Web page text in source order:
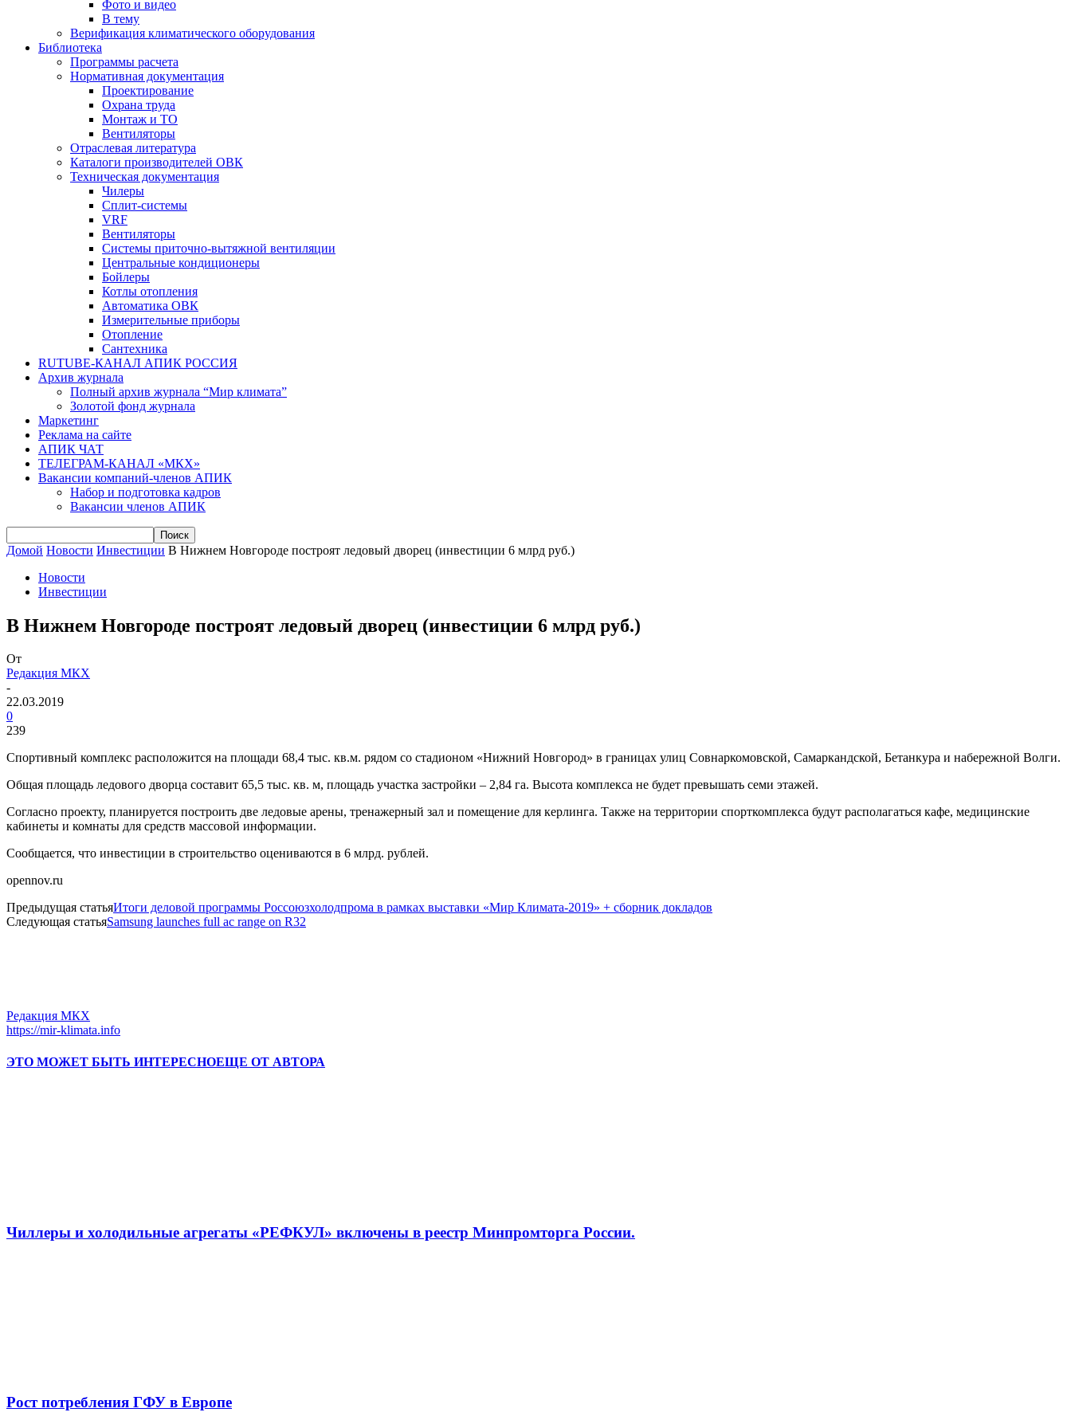
Фото и видео
В тему
Верификация климатического оборудования
Библиотека
Программы расчета
Нормативная документация
Проектирование
Охрана труда
Монтаж и ТО
Вентиляторы
Отраслевая литература
Каталоги производителей ОВК
Техническая документация
Чилеры
Сплит-системы
VRF
Вентиляторы
Системы приточно-вытяжной вентиляции
Центральные кондиционеры
Бойлеры
Котлы отопления
Автоматика ОВК
Измерительные приборы
Отопление
Сантехника
RUTUBE-КАНАЛ АПИК РОССИЯ
Архив журнала
Полный архив журнала “Мир климата”
Золотой фонд журнала
Маркетинг
Реклама на сайте
АПИК ЧАТ
ТЕЛЕГРАМ-КАНАЛ «МКХ»
Вакансии компаний-членов АПИК
Набор и подготовка кадров
Вакансии членов АПИК
Домой Новости Инвестиции В Нижнем Новгороде построят ледовый дворец (инвестиции 6 млрд руб.)
Новости
Инвестиции
В Нижнем Новгороде построят ледовый дворец (инвестиции 6 млрд руб.)
От
Редакция МКХ
-
22.03.2019
0
239
Спортивный комплекс расположится на площади 68,4 тыс. кв.м. рядом со стадионом «Нижний Новгород» в границах улиц Совнаркомовской, Самаркандской, Бетанкура и набережной Волги.
Общая площадь ледового дворца составит 65,5 тыс. кв. м, площадь участка застройки – 2,84 га. Высота комплекса не будет превышать семи этажей.
Согласно проекту, планируется построить две ледовые арены, тренажерный зал и помещение для керлинга. Также на территории спорткомплекса будут располагаться кафе, медицинские
кабинеты и комнаты для средств массовой информации.
Сообщается, что инвестиции в строительство оцениваются в 6 млрд. рублей.
opennov.ru
Предыдущая статья
Итоги деловой программы Россоюзхолодпрома в рамках выставки «Мир Климата-2019» + сборник докладов
Следующая статьяSamsung launches full ac range on R32
Редакция МКХ
https://mir-klimata.info
ЭТО МОЖЕТ БЫТЬ ИНТЕРЕСНОЕЩЕ ОТ АВТОРА
Чиллеры и холодильные агрегаты «РЕФКУЛ» включены в реестр Минпромторга России.
Рост потребления ГФУ в Европе